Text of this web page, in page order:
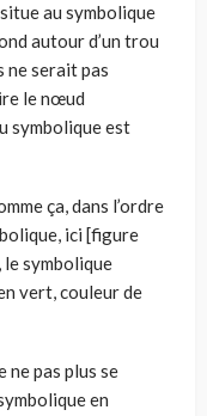
au symbolique
autour d’un trou
ne serait pas
le nœud
symbolique est
ça, dans l’ordre
ici [figure
le symbolique
vert, couleur de
ne pas plus se
en